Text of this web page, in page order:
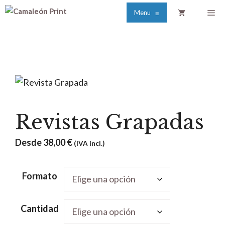
Saltar
Menu ≡
Revistas Grapadas
Desde38,00€ (IVA incl.)
Formato
Cantidad